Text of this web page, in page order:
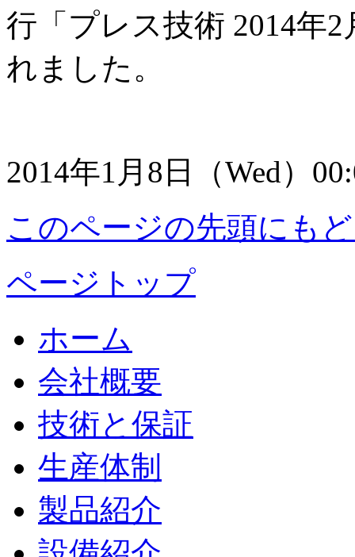
行「プレス技術 2014年
れました。
2014年1月8日（Wed）
このページの先頭にも
ページトップ
ホーム
会社概要
技術と保証
生産体制
製品紹介